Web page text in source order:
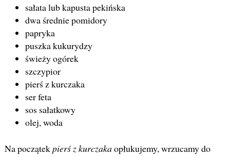
sałata lub kapusta pekińska
dwa średnie pomidory
papryka
puszka kukurydzy
świeży ogórek
szczypior
pierś z kurczaka
ser feta
sos sałatkowy
olej, woda
Na początekpierś z kurczakaopłukujemy, wrzucamy do